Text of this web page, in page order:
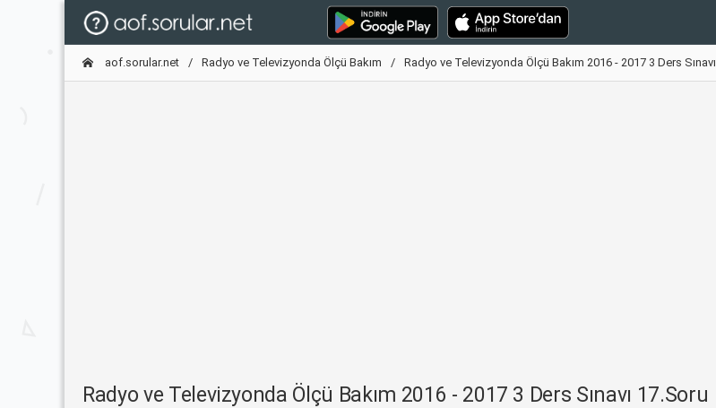
aof.sorular.net Radyo ve Televizyonda Ölçü Bakım Radyo ve Televizyonda Ölçü Bakım 2016 - 2017 3 Ders Sınavı
Radyo ve Televizyonda Ölçü Bakım 2016 - 2017 3 Ders Sınavı 17.Soru